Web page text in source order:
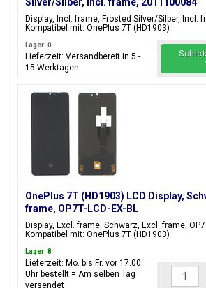
Display, Incl. frame, Frosted Silver/Silber, Incl.
Kompatibel mit: OnePlus 7T (HD1903)
Lager: 0
Lieferzeit: Versandbereit in 5 -
15 Werktagen
OnePlus 7T (HD1903) LCD Display,
frame, OP7T-LCD-EX-BL
Display, Excl. frame, Schwarz, Excl. frame,
Kompatibel mit: OnePlus 7T (HD1903)
Lager: 8
Lieferzeit: Mo. bis Fr. vor 17.00
Uhr bestellt = Am selben Tag
versendet